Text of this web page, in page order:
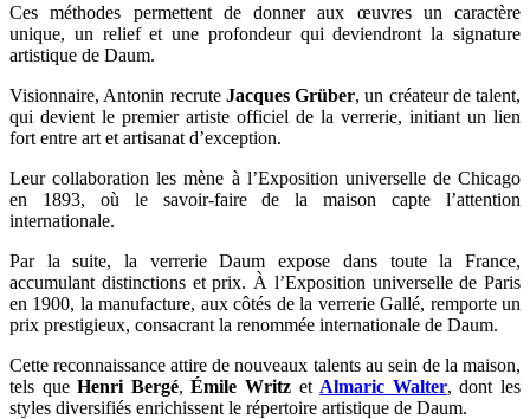
Ces méthodes permettent de donner aux œuvres un caractère
unique, un relief et une profondeur qui deviendront la signature
artistique de Daum.
Visionnaire, Antonin recrute Jacques Grüber, un créateur de talent,
qui devient le premier artiste officiel de la verrerie, initiant un lien
fort entre art et artisanat d’exception.
Leur collaboration les mène à l’Exposition universelle de Chicago
en 1893, où le savoir-faire de la maison capte l’attention
internationale.
Par la suite, la verrerie Daum expose dans toute la France,
accumulant distinctions et prix. À l’Exposition universelle de Paris
en 1900, la manufacture, aux côtés de la verrerie Gallé, remporte un
prix prestigieux, consacrant la renommée internationale de Daum.
Cette reconnaissance attire de nouveaux talents au sein de la maison,
tels queHenri Bergé,Émile Writz et Almaric Walter, dont les
styles diversifiés enrichissent le répertoire artistique de Daum.